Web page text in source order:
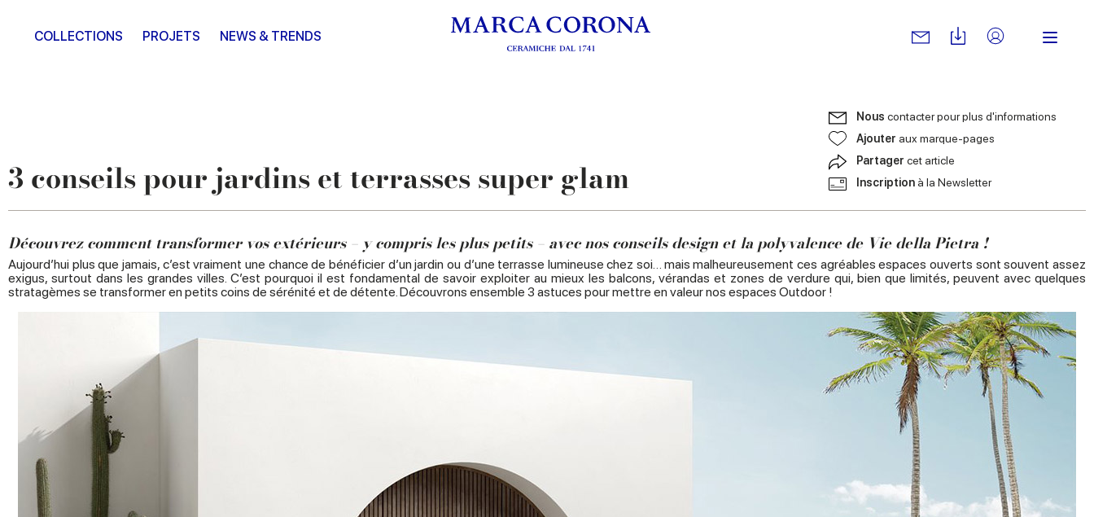
COLLECTIONS PROJETS NEWS & TRENDS
3 conseils pour jardins et terrasses super glam
Nous contacter pour plus d'informations
Ajouter aux marque-pages
Partager cet article
Inscription à la Newsletter
Découvrez comment transformer vos extérieurs – y compris les plus petits – avec nos conseils design et la polyvalence de Vie della Pietra !
Aujourd’hui plus que jamais, c’est vraiment une chance de bénéficier d’un jardin ou d’une terrasse lumineuse chez soi… mais malheureusement ces agréables espaces ouverts sont souvent assez
exigus, surtout dans les grandes villes. C’est pourquoi il est fondamental de savoir exploiter au mieux les balcons, vérandas et zones de verdure qui, bien que limités, peuvent avec quelques
stratagèmes se transformer en petits coins de sérénité et de détente. Découvrons ensemble 3 astuces pour mettre en valeur nos espaces Outdoor !